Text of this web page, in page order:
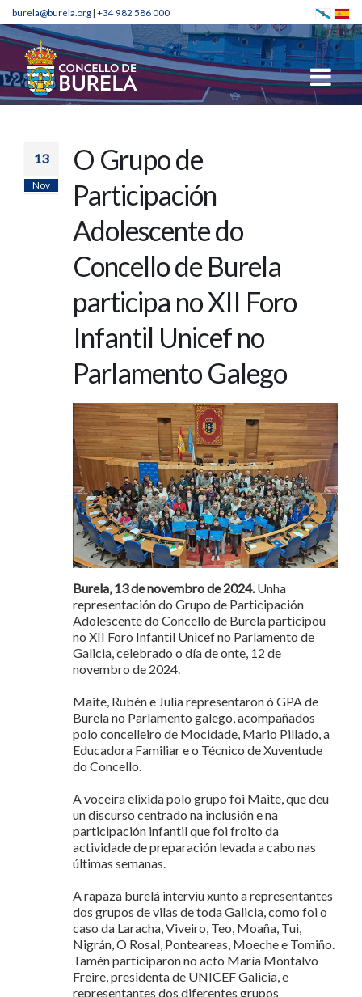
burela@burela.org| +34 982 586 000
13
Nov
O Grupo de
Participación
Adolescente do
Concello de Burela
participa no XII Foro
Infantil Unicef no
Parlamento Galego
Burela, 13 de novembro de 2024.Unha
representación do Grupo de Participación
Adolescente do Concello de Burela participou
no XII Foro Infantil Unicef no Parlamento de
Galicia, celebrado o día de onte, 12 de
novembro de 2024.
Maite, Rubén e Julia representaron ó GPA de
Burela no Parlamento galego, acompañados
polo concelleiro de Mocidade, Mario Pillado, a
Educadora Familiar e o Técnico de Xuventude
do Concello.
A voceira elixida polo grupo foi Maite, que deu
un discurso centrado na inclusión e na
participación infantil que foi froito da
actividade de preparación levada a cabo nas
últimas semanas.
A rapaza burelá interviu xunto a representantes
dos grupos de vilas de toda Galicia, como foi o
caso da Laracha, Viveiro, Teo, Moaña, Tui,
Nigrán, O Rosal, Ponteareas, Moeche e Tomiño.
Tamén participaron no acto María Montalvo
Freire, presidenta de UNICEF Galicia, e
representantes dos diferentes grupos